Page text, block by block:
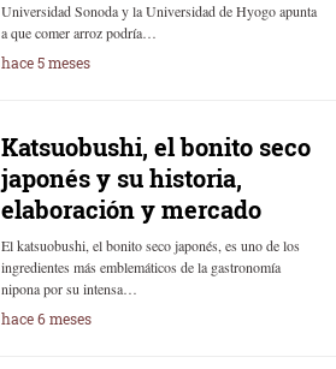
Universidad Sonoda y la Universidad de Hyogo apunta
a que comer arroz podría…
hace 5 meses
Katsuobushi, el bonito seco
japonés y su historia,
elaboración y mercado
El katsuobushi, el bonito seco japonés, es uno de los
ingredientes más emblemáticos de la gastronomía
nipona por su intensa…
hace 6 meses